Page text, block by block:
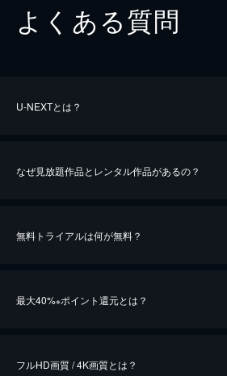
よくある質問
U-NEXTとは？
なぜ見放題作品とレンタル作品があるの？
無料トライアルは何が無料？
最大40%※ポイント還元とは？
フルHD画質 / 4K画質とは？